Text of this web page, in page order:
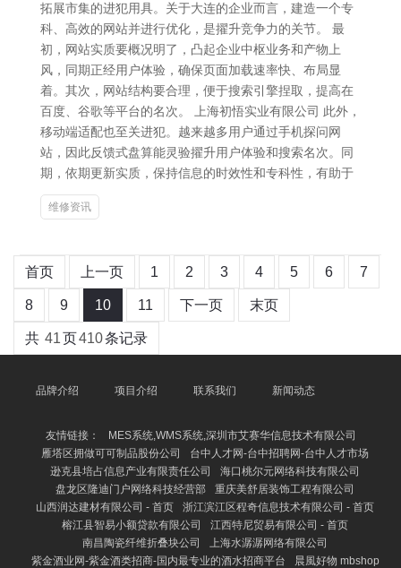
拓展市集的进犯用具。关于大连的企业而言，建造一个专
科、高效的网站并进行优化，是擢升竞争力的关节。 最
初，网站实质要概况明了，凸起企业中枢业务和产物上
风，同期正经用户体验，确保页面加载速率快、布局显
着。其次，网站结构要合理，便于搜索引擎捏取，提高在
百度、谷歌等平台的名次。 上海初悟实业有限公司 此外，
移动端适配也至关进犯。越来越多用户通过手机探问网
站，因此反馈式盘算能灵验擢升用户体验和搜索名次。同
期，依期更新实质，保持信息的时效性和专科性，有助于
维修资讯
首页 上一页 1 2 3 4 5 6 7
8 9 10 11 下一页 末页
共 41页410条记录
品牌介绍 项目介绍 联系我们 新闻动态
友情链接：
MES系统,WMS系统,深圳市艾赛华信息技术有限公司
雁塔区拥做可可制品股份公司
台中人才网-台中招聘网-台中人才市场
逊克县培占信息产业有限责任公司
海口桃尔元网络科技有限公司
盘龙区隆迪门户网络科技经营部
重庆美舒居装饰工程有限公司
山西润达建材有限公司 - 首页
浙江滨江区程奇信息技术有限公司 - 首页
榕江县智易小额贷款有限公司
江西特尼贸易有限公司 - 首页
南昌陶瓷纤维折叠块公司
上海水潺潺网络有限公司
紫金酒业网-紫金酒类招商-国内最专业的酒水招商平台
晨風好物 mbshop